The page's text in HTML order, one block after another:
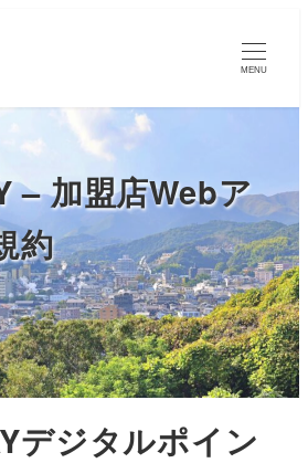
MENU
– 加盟店Webア
約
デジタルポイン